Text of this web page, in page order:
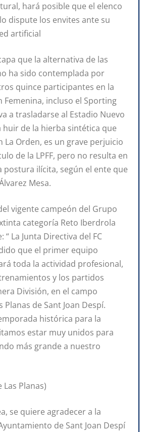
hará posible que el elenco
dispute los envites ante su
artificial
que la alternativa de las
ha sido contemplada por
quince participantes en la
Femenina, incluso el Sporting
a trasladarse al Estadio Nuevo
de la hierba sintética que
La Orden, es un grave perjuicio
de la LPFF, pero no resulta en
postura ilícita, según el ente que
Mesa.
vigente campeón del Grupo
categoría Reto Iberdrola
“ La Junta Directiva del FC
que el primer equipo
toda la actividad profesional,
y los partidos
División, en el campo
Planas de Sant Joan Despí.
histórica para la
estar muy unidos para
más grande a nuestro
Las Planas)
se quiere agradecer a la
de Sant Joan Despí